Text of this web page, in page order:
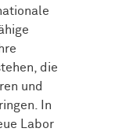
die
und
In
Labor